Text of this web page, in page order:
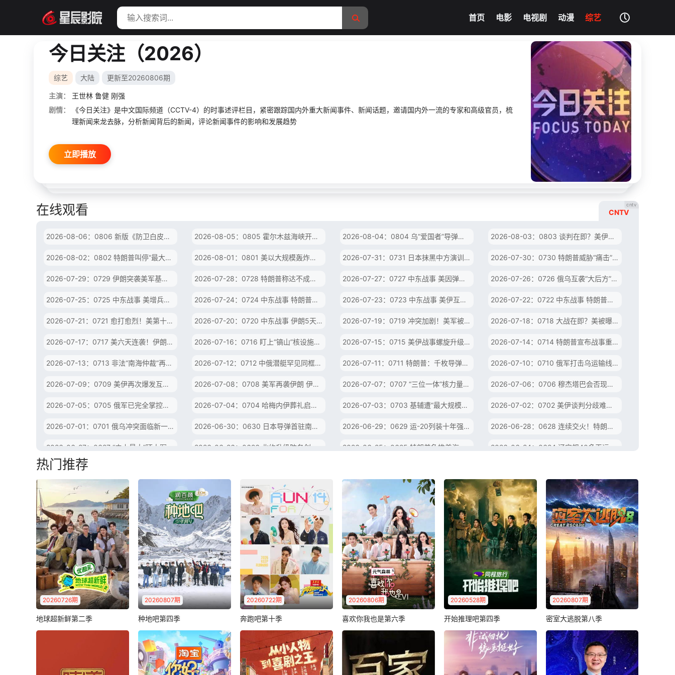
首页 电影 电视剧 动漫 综艺
影片大全
我的影片记录
今日关注（2026）
综艺 大陆 更新至20260806期
主演： 王世林 鲁健 刚强
剧情：
《今日关注》是中文国际频道（CCTV-4）的时事述评栏目，紧密跟踪国内外重大新闻事件、新闻话题，邀请国内外一流的专家和高级官员，梳
理新闻来龙去脉，分析新闻背后的新闻，评论新闻事件的影响和发展趋势
立即播放
在线观看 CNTV
cntv
2026-08-06：0806 新版《防卫白皮书》暴露扩军野心 日本远程进攻战力危险突破！ 2026-08-05：0805 霍尔木兹海峡开放在即？特朗普警告：伊朗反悔将遭猛烈打击！ 2026-08-04：0804 乌“爱国者”导弹告急 伊朗：乌“蓄意”袭击伊商船 应担责！ 2026-08-03：0803 谈判在即？美伊各说各话 以色列自曝被美国“抛弃”
2026-08-02：0802 特朗普叫停“最大规模”打击 伊朗称摧毁美军F-35战机 2026-08-01：0801 美以大规模轰炸计划曝光 伊朗警告“全面应对”！ 2026-07-31：0731 日本抹黑中方演训遭批 自卫队首射“战斧”导弹 2026-07-30：0730 特朗普威胁“痛击”伊朗 伊朗主力导弹令美军头疼？
2026-07-29：0729 伊朗突袭美军基地 特朗普一天内连见乌总统与以总理 2026-07-28：0728 特朗普称达不成协议继续打 以总理访白宫探口风 2026-07-27：0727 中东战事 美因弹药告急按下“暂停键”？俄乌与美伊两场冲突罕见联动 2026-07-26：0726 俄乌互袭“大后方”！俄无人机被击落 北约东翼首“交锋”
2026-07-25：0725 中东战事 美增兵施压与谈判斡旋并行 海湾多国已卷入中东战场？ 2026-07-24：0724 中东战事 特朗普考虑重启大规模作战 伊朗称拦截美军“战斧”导弹 2026-07-23：0723 中东战事 美伊互放狠话锁定基础设施 美“核双标”遭质疑 2026-07-22：0722 中东战事 特朗普威胁打击“镐山”核设施 红海“咽喉”会否被锁？
2026-07-21：0721 愈打愈烈！美第十天发动打击 伊朗三阶段猛打美中东基地 2026-07-20：0720 中东战事 伊朗5天4袭约旦 特朗普放狠话为伤亡美军报仇 2026-07-19：0719 冲突加剧！美军被曝紧急增派F-35 伊朗：将毁灭性回击 2026-07-18：0718 大战在即？美被曝将增派加油机 伊朗警告“进入全面进攻”！
2026-07-17：0717 美六天连袭！伊朗警告将更猛烈回应 胡塞武装待命封锁曼德海峡？ 2026-07-16：0716 盯上“镐山”核设施？特朗普被曝酝酿升级对伊行动 2026-07-15：0715 美伊战事螺旋升级 霍尔木兹海峡争夺白热化？ 2026-07-14：0714 特朗普宣布战事重启 伊朗关闭海峡发射巡航导弹
2026-07-13：0713 非法“南海仲裁”再炒作 中方坚决回击亮“组合拳”！ 2026-07-12：0712 中俄潜艇罕见同框 中国试射导弹 美说三道四遭批！ 2026-07-11：0711 特朗普：千枚导弹瞄准伊朗！伊朗：冲突绝不以屈服告终 2026-07-10：0710 俄军打击乌运输线 德国部署“战斧” 北约北翼加速扩张？
2026-07-09：0709 美伊再次爆发互袭 特朗普放话欲接管哈尔克岛 2026-07-08：0708 美军再袭伊朗 伊朗：坚决回击！特朗普：谅解备忘录“已终结” 2026-07-07：0707 “三位一体”核力量再升级！中国成功试射潜射战略导弹 2026-07-06：0706 穆杰塔巴会否现身葬礼引关注 内塔尼亚胡急见特朗普欲弥合分歧？
2026-07-05：0705 俄军已完全掌控卢甘斯克？北约核扩张逼近俄边境 2026-07-04：0704 哈梅内伊葬礼启动 以色列曾密谋暗杀伊朗谈判代表？ 2026-07-03：0703 基辅遭“最大规模袭击” 俄称乌已出动弹道导弹 2026-07-02：0702 美伊谈判分歧难消 海湾国家被曝撇开美国与伊朗“私聊”
2026-07-01：0701 俄乌冲突面临新一轮升级？北约核扩张逼近俄边境 2026-06-30：0630 日本导弹首驻南鸟岛 中方制裁剑指日军工“大脑” 2026-06-29：0629 运-20列装十年强势进阶 辽宁舰编队硬核处置日舰机滋扰 2026-06-28：0628 连续交火！特朗普威胁：伊朗或将不复存在 伊朗：将“地狱”式回击
2026-06-18：0618 美伊提前签署谅解备忘录 以色列再袭黎巴嫩欲搅局？ 2026-06-17：0617 19日美伊签字霍尔木兹通航在望 以色列会否“最后搅局”？ 2026-06-16：0616 美伊谅解备忘录即将签署 伊朗队世界杯首秀亮相洛杉矶
2026-06-15：0615 美伊达成协议和平将至？以高官：协议约束不了以色列 2026-06-14：0614 特朗普警告：不签协议就用“终极手段” 美军“夺铀”计划曝光 2026-06-13：0613 美伊接近达成协议？以色列暗示或独立行动 2026-06-12：0612 打打谈谈！特朗普一日内反转 马斯克企业或被伊朗列为打击目标
2026-06-11：0611 美军49枚“战斧”轰炸 伊朗宣布全面关闭霍尔木兹海峡 2026-06-10：0610 “阿帕奇”坠毁引燃美伊战火 伊朗：将建新“抵抗轴心安全带” 2026-06-09：0609 美施压以色列停火？特朗普：美伊谈判进入“最后关头” 2026-06-08：0608 伊以互袭后先后宣布停火 战火会否重燃？
2026-06-07：0607 战事百天 美伊再度交火 美以爆发间谍风波 2026-06-06：0606 普京回应泽连斯基：现在会面没意义！北约双线演习“前置威慑” 2026-06-05：0605 泽连斯基公开致信普京 提议面对面会晤 2026-06-04：0604 俄打击乌全境 乌突袭圣彼得堡 泽连斯基愿即刻与普京谈判
2026-06-03：0603 美伊互袭骤然升级！俄军被曝向中东运军备 2026-06-02：0602 以色列下令打击贝鲁特南郊 伊朗警告封锁两大海峡 2026-06-01：0601 鼓吹新版“印太战略” 日本妄动不断 中方采取必要行动！ 2026-05-31：0531 首次发出撤离警告！俄乌冲突新风暴在即？
2026-05-30：0530 美伊谈判还在拉锯！伊朗：靠导弹争取权利 2026-05-29：0529 日菲防务深度绑定 日本构筑第二岛链防线意欲何为？ 2026-05-28：0528 美军再袭阿巴斯港 伊朗打击美军基地 局势急转直下？ 2026-05-27：0527 特朗普紧急召开内阁会议 伊朗警告将严厉报复“侵略者”
2026-05-26：0526 美军称击沉伊朗布雷船 伊朗警告或打到印度洋 2026-05-23：0523 美军中导系统将常驻日本？日或向菲出口88式导弹
2026-05-21：0521 大批美军加油机现身以色列 伊朗警告：若再遭袭 战事将外溢 2026-05-20：0520 中俄关系进入更有作为、更快发展的新阶段 2026-05-19：0519 美警告随时准备全面开战 伊朗：考虑开辟新战线 博弈再升级 2026-05-18：0518 首次展开“陆上总队演习” 日本加速推进“再军事化”
2026-05-17：0517 伊朗推海峡通行新规 美以筹备重启对伊打击？ 2026-05-16：0516 美以下周恢复对伊朗打击？法国航母抵达阿拉伯海 2026-05-14：0514 中美关系新定位：构建“中美建设性战略稳定关系”
热门推荐
20260726期
地球超新鲜第二季
跟着地球团孙红雷、李乃
地球超新鲜第二季
20260807期
种地吧第四季
十个勤天 丁真
张泉灵
十个勤天从后陡门出发，深
入中国最具特色的农业产
区！秉持着“见天..
种地吧第四季
20260722期
奔跑吧第十季
跑男团集体整活儿！
奔跑吧第十季
20260806期
喜欢你我也是第六季
来自不同地域、不同工作、
历的10位20..
喜欢你我也是第六季
20260528期
开始推理吧第四季
《开始推理吧4》是一档开放
式真人社交推理游戏综艺。
由刘宇宁、金..
开始推理吧第四季
20260807期
密室大逃脱第八季
《密室大逃脱 第八季》全新
升级，多元机制玩法+极致沉
浸式体验，..
密室大逃脱第八季